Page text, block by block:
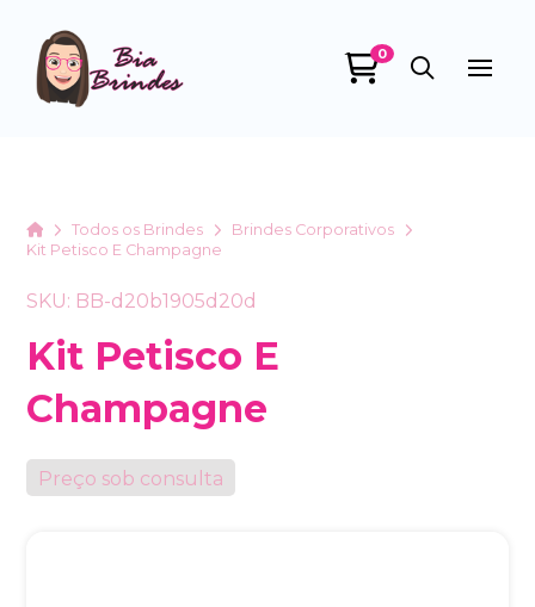
0
HomeTodos os Brindes
Brindes Corporativos
Kit Petisco E Champagne
SKU: BB-d20b1905d20d
Kit Petisco E
Champagne
Preço sob consulta